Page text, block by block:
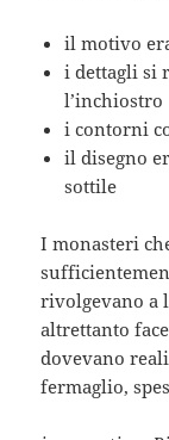
il motivo
i dettagli si
l’inchiostro
i contorni
il disegno
sottile
I monasteri
rivolgevano a
altrettanto
dovevano
fermaglio,